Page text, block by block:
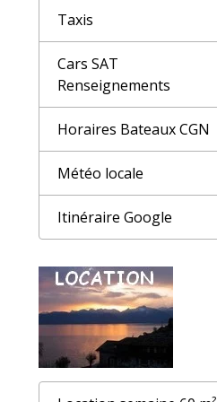
Taxis
Cars SAT
Renseignements
Horaires Bateaux CGN
Météo locale
Itinéraire Google